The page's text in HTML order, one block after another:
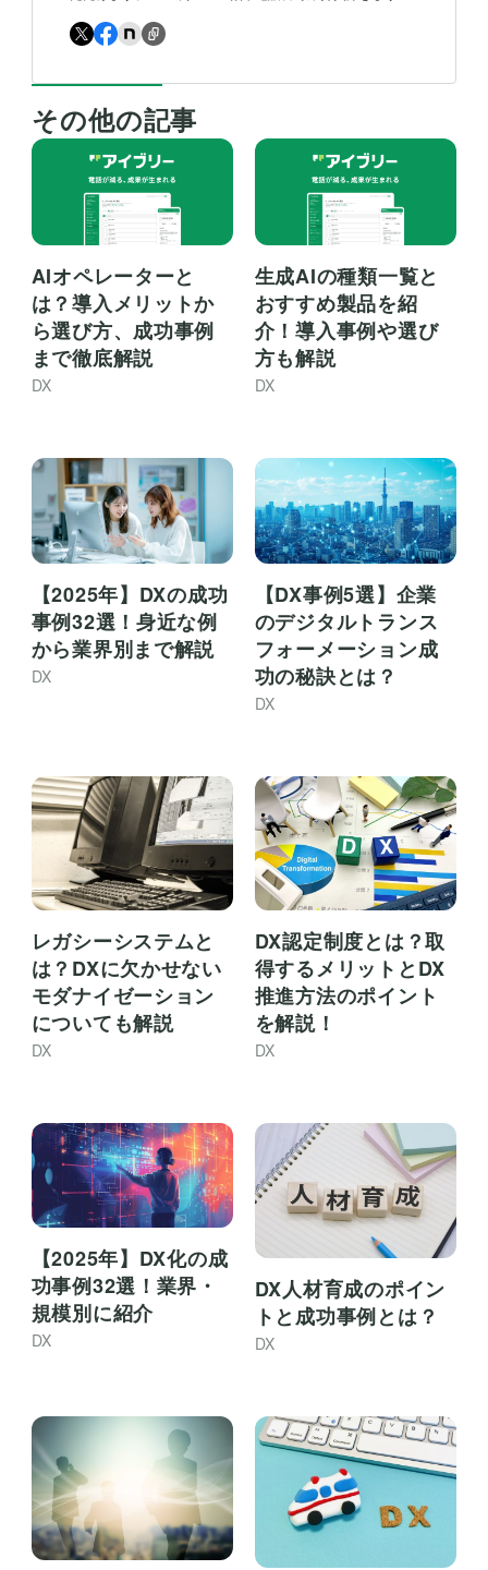
その他の記事
AIオペレーターと
は？導入メリットか
ら選び方、成功事例
まで徹底解説
DX
生成AIの種類一覧と
おすすめ製品を紹
介！導入事例や選び
方も解説
DX
【2025年】DXの成功
事例32選！身近な例
から業界別まで解説
DX
【DX事例5選】企業
のデジタルトランス
フォーメーション成
功の秘訣とは？
DX
レガシーシステムと
は？DXに欠かせない
モダナイゼーション
についても解説
DX
DX認定制度とは？取
得するメリットとDX
推進方法のポイント
を解説！
DX
【2025年】DX化の成
功事例32選！業界・
規模別に紹介
DX
DX人材育成のポイン
トと成功事例とは？
DX